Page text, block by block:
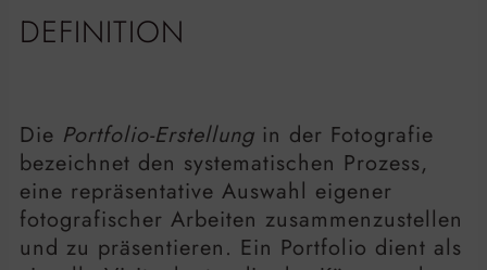
DEFINITION
Die Portfolio-Erstellung in der Fotografie
bezeichnet den systematischen Prozess,
eine repräsentative Auswahl eigener
fotografischer Arbeiten zusammenzustellen
und zu präsentieren. Ein Portfolio dient als